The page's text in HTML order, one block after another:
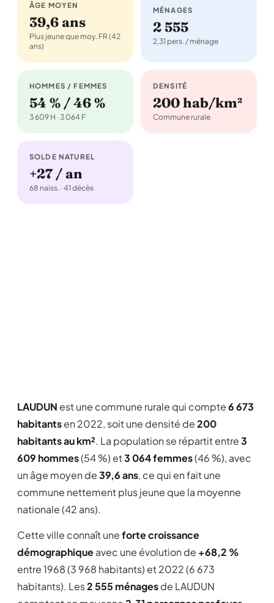
ÂGE MOYEN
39,6 ans
Plus jeune que moy. FR (42
ans)
MÉNAGES
2 555
2,31 pers. / ménage
HOMMES / FEMMES
54 % / 46 %
3 609 H · 3 064 F
DENSITÉ
200 hab/km²
Commune rurale
SOLDE NATUREL
+27 / an
68 naiss. · 41 décès
LAUDUN est une commune rurale qui compte6 673
habitantsen 2022, soit une densité de200
habitants au km². La population se répartit entre3
609 hommes(54 %) et3 064 femmes(46 %), avec
un âge moyen de39,6 ans, ce qui en fait une
commune nettement plus jeune que la moyenne
nationale (42 ans).
Cette ville connaît uneforte croissance
démographiqueavec une évolution de +68,2 %
entre 1968 (3 968 habitants) et 2022 (6 673
habitants). Les2 555 ménagesde LAUDUN